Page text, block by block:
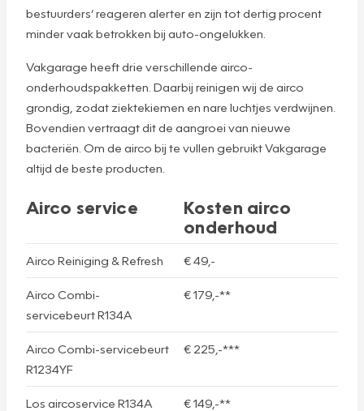
bestuurders’ reageren alerter en zijn tot dertig procent
minder vaak betrokken bij auto-ongelukken.
Vakgarage heeft drie verschillende airco-
onderhoudspakketten. Daarbij reinigen wij de airco
grondig, zodat ziektekiemen en nare luchtjes verdwijnen.
Bovendien vertraagt dit de aangroei van nieuwe
bacteriën. Om de airco bij te vullen gebruikt Vakgarage
altijd de beste producten.
Airco service
Kosten airco
onderhoud
Airco Reiniging & Refresh € 49,-
Airco Combi-
servicebeurt R134A
€ 179,-**
Airco Combi-servicebeurt
R1234YF
€ 225,-***
Los aircoservice R134A € 149,-**